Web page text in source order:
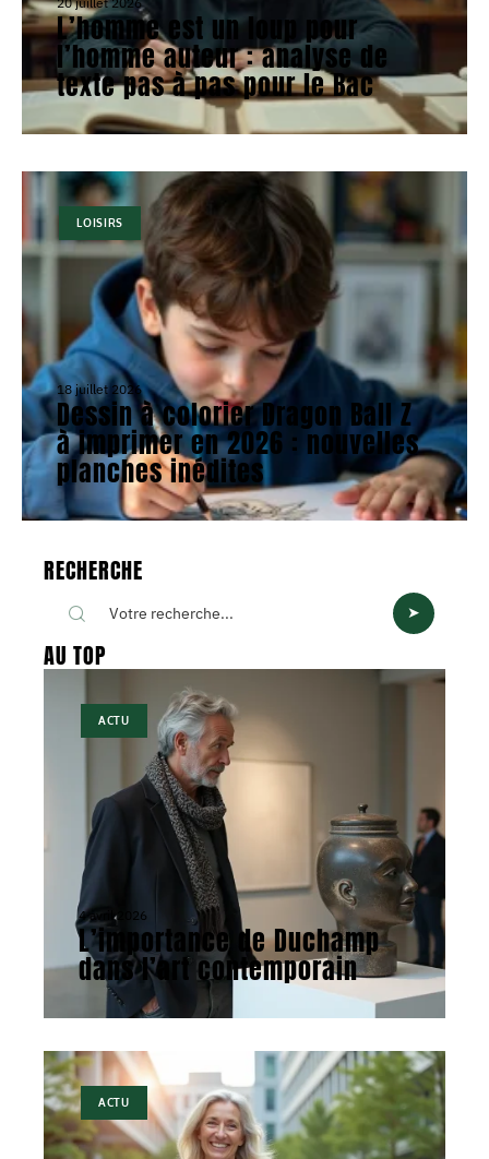
L’homme est un loup pour
l’homme auteur : analyse de
texte pas à pas pour le Bac
LOISIRS
18 juillet 2026
Dessin à colorier Dragon Ball Z
à imprimer en 2026 : nouvelles
planches inédites
RECHERCHE
AU TOP
ACTU
4 avril 2026
L’importance de Duchamp
dans l’art contemporain
ACTU